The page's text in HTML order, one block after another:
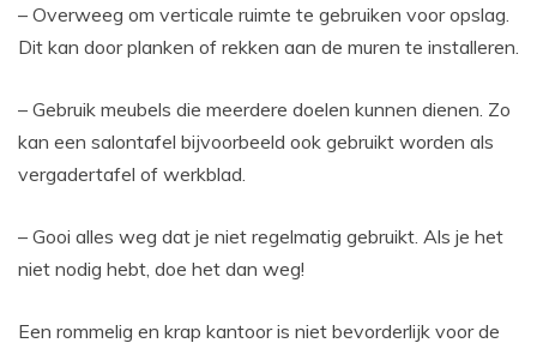
– Overweeg om verticale ruimte te gebruiken voor opslag.
Dit kan door planken of rekken aan de muren te installeren.
– Gebruik meubels die meerdere doelen kunnen dienen. Zo
kan een salontafel bijvoorbeeld ook gebruikt worden als
vergadertafel of werkblad.
– Gooi alles weg dat je niet regelmatig gebruikt. Als je het
niet nodig hebt, doe het dan weg!
Een rommelig en krap kantoor is niet bevorderlijk voor de